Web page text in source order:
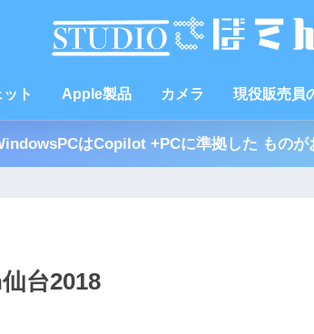
ト Apple製品 カメラ 現役販売員
はCopilot +PCに準拠した ものが
仙台2018